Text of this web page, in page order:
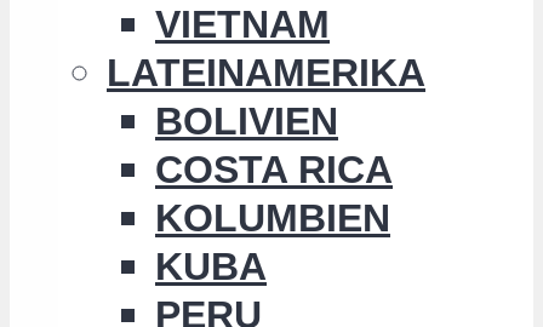
VIETNAM
LATEINAMERIKA
BOLIVIEN
COSTA RICA
KOLUMBIEN
KUBA
PERU